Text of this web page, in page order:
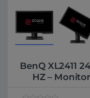
BenQ XL2411
HZ –